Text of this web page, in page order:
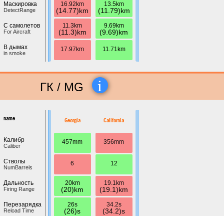
Маскировка
DetectRange
С самолетов
For Aircraft
В дымах
in smoke
16.92km
(14.77)km
11.3km
(11.3)km
17.97km
13.5km
(11.79)km
9.69km
(9.69)km
11.71km
ГК / MG i
name
Калибр
Caliber
Стволы
NumBarrels
Дальность
Firing Range
Перезарядка
Reload Time
Georgia
457mm
6
20km
(20)km
26s
(26)s
California
356mm
12
19.1km
(19.1)km
34.2s
(34.2)s